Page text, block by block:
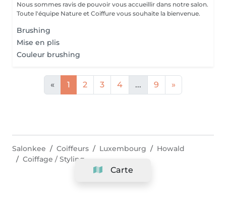
Nous sommes ravis de pouvoir vous accueillir dans notre salon.
Toute l'équipe Nature et Coiffure vous souhaite la bienvenue.
Brushing
Mise en plis
Couleur brushing
« 1 2 3 4 ... 9 »
Carte
Salonkee Coiffeurs Luxembourg
Howald
Coiffage / Styling